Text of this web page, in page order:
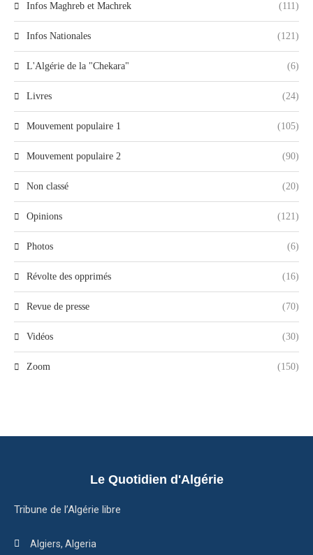
Infos Maghreb et Machrek (111)
Infos Nationales (121)
L'Algérie de la "Chekara" (6)
Livres (24)
Mouvement populaire 1 (105)
Mouvement populaire 2 (90)
Non classé (20)
Opinions (121)
Photos (6)
Révolte des opprimés (16)
Revue de presse (70)
Vidéos (30)
Zoom (150)
Le Quotidien d'Algérie
Tribune de l’Algérie libre
Algiers, Algeria